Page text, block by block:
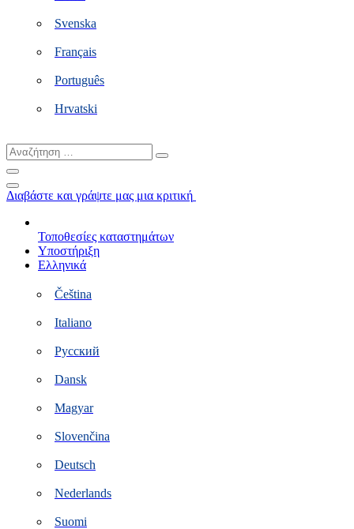
Svenska
Français
Português
Hrvatski
Αναζήτηση
…
Διαβάστε και γράψτε μας μια κριτική
Τοποθεσίες καταστημάτων
Υποστήριξη
Ελληνικά
Čeština
Italiano
Русский
Dansk
Magyar
Slovenčina
Deutsch
Nederlands
Suomi